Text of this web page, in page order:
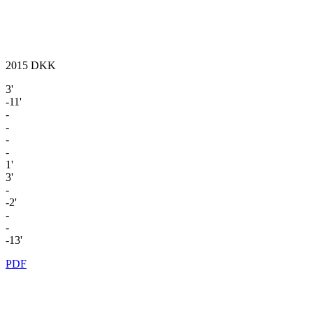
2015 DKK
3'
-11'
-
-
-
-
1'
3'
-
-2'
-
-
-13'
PDF